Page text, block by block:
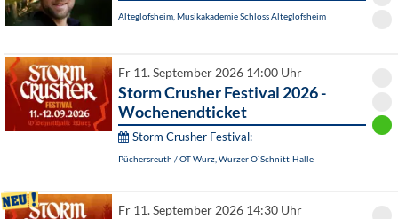
Alteglofsheim, Musikakademie Schloss Alteglofsheim
Fr 11. September 2026 14:00 Uhr
Storm Crusher Festival 2026 -
Wochenendticket
Storm Crusher Festival:
Püchersreuth / OT Wurz, Wurzer O`Schnitt-Halle
Fr 11. September 2026 14:30 Uhr